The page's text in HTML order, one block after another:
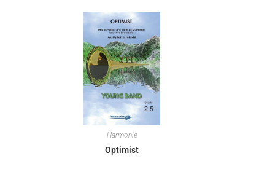
Harmonie
Optimist